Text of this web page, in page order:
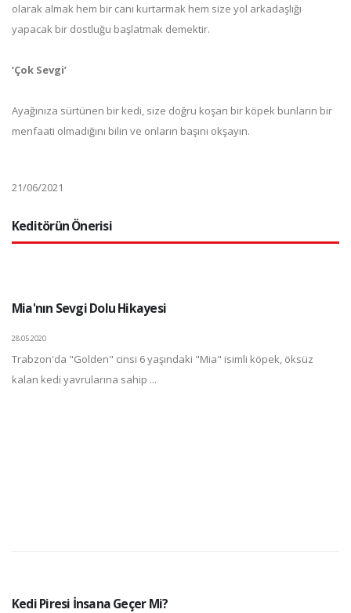
olarak almak hem bir canı kurtarmak hem size yol arkadaşlığı
yapacak bir dostluğu başlatmak demektir.
‘Çok Sevgi’
Ayağınıza sürtünen bir kedi, size doğru koşan bir köpek bunların bir
menfaati olmadığını bilin ve onların başını okşayın.
21/06/2021
Keditörün Önerisi
Mia'nın Sevgi Dolu Hikayesi
28.05.2020
Trabzon'da "Golden" cinsi 6 yaşındaki "Mia" isimli köpek, öksüz
kalan kedi yavrularına sahip ...
Kedi Piresi İnsana Geçer Mi?